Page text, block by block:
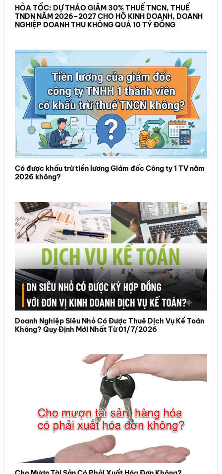
HỎA TỐC: DỰ THẢO GIẢM 30% THUẾ TNCN, THUẾ
TNDN NĂM 2026–2027 CHO HỘ KINH DOANH, DOANH
NGHIỆP DOANH THU KHÔNG QUÁ 10 TỶ ĐỒNG
Có được khấu trừ tiền lương Giám đốc Công ty 1 TV năm
2026 không?
Doanh Nghiệp Siêu Nhỏ Có Được Thuê Dịch Vụ Kế Toán
Không? Quy Định Mới Nhất Từ 01/7/2026